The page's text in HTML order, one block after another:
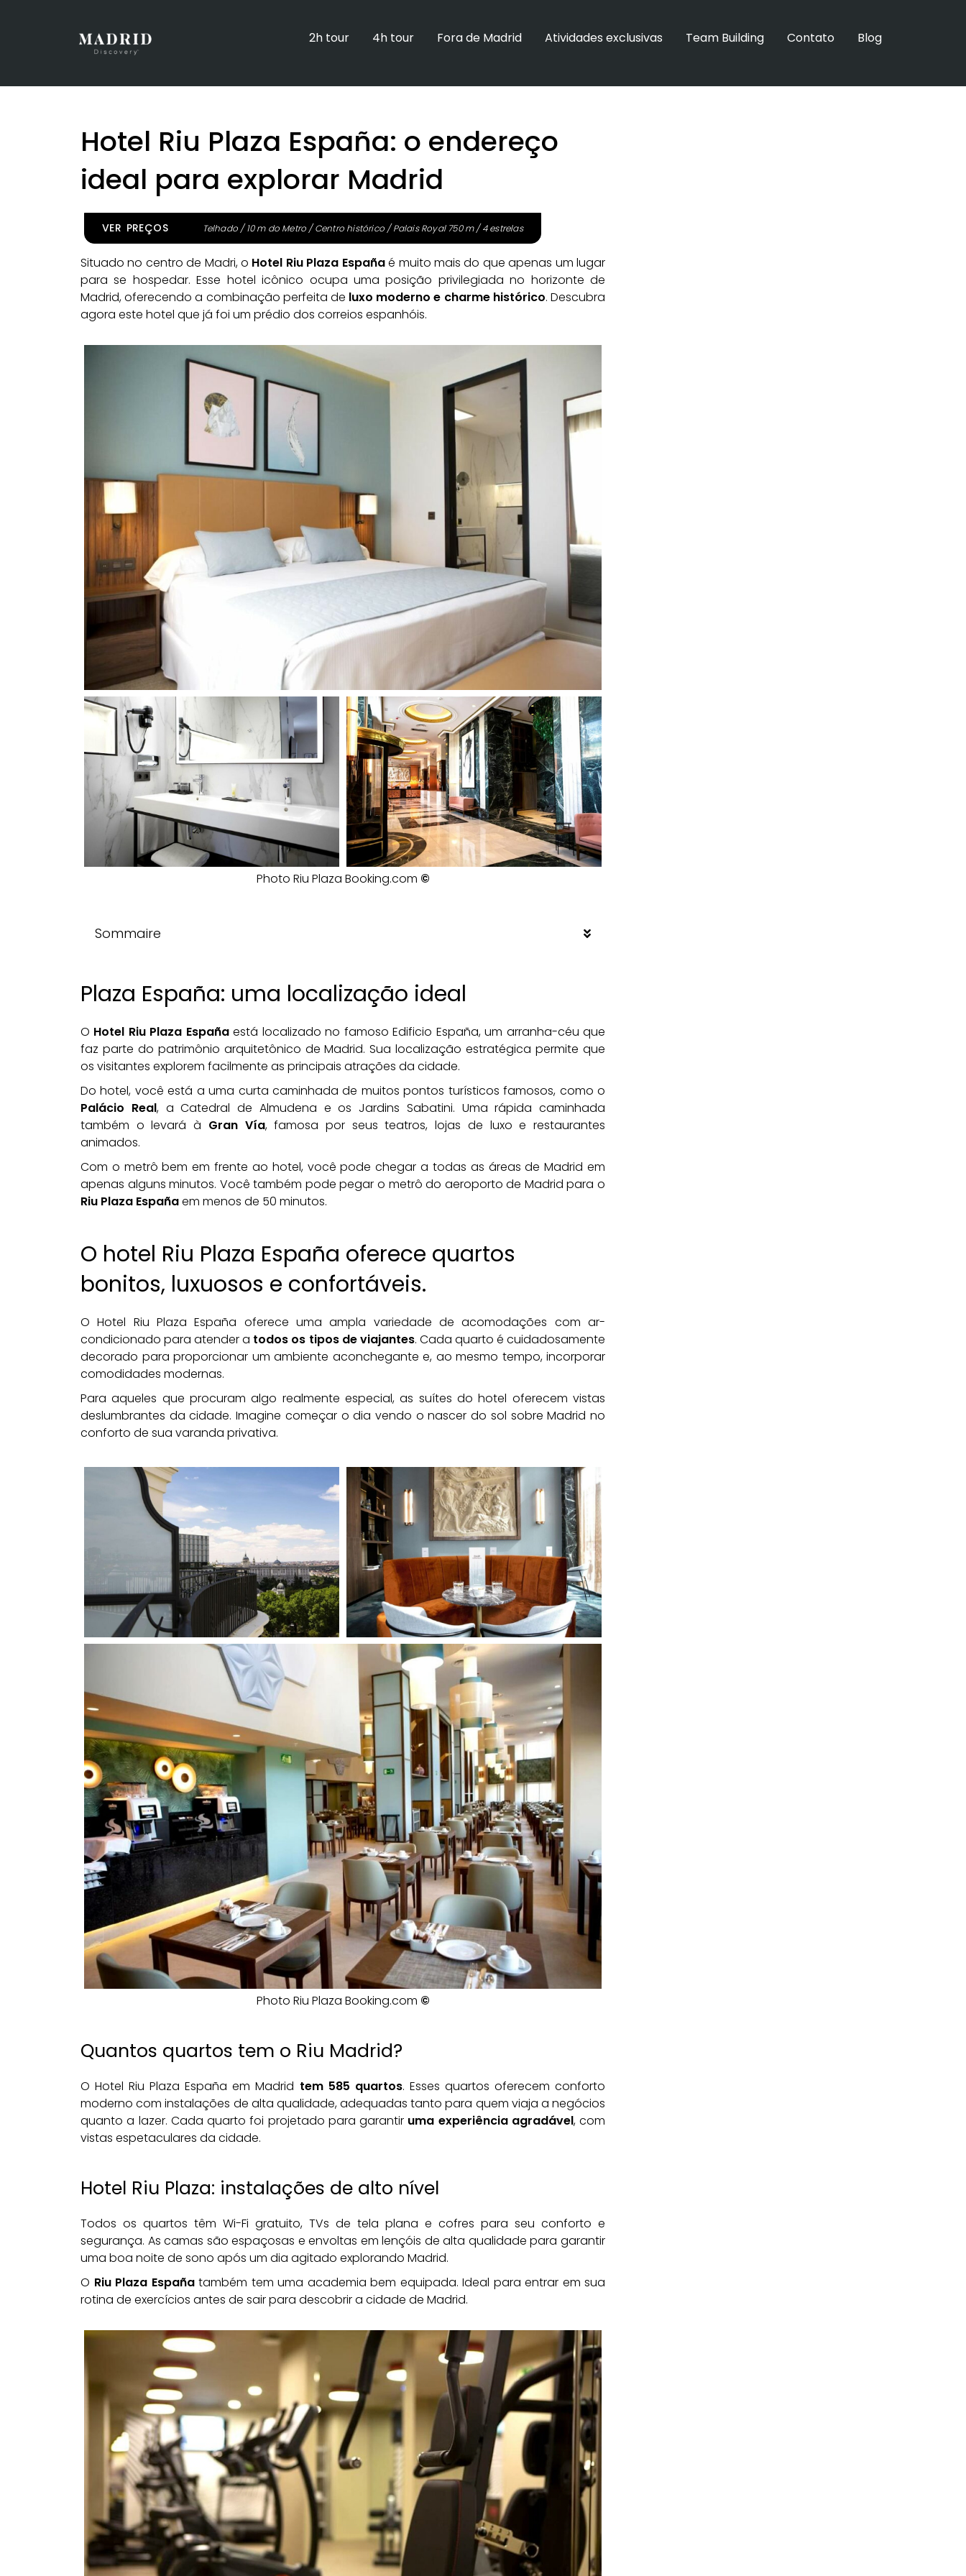
2h tour 4h tour Fora de Madrid Atividades exclusivas Team Building Contato Blog
Hotel Riu Plaza España: o endereço
ideal para explorar Madrid
VER PREÇOS Telhado / 10 m do Metro / Centro histórico / Palais Royal 750 m / 4 estrelas
Situado no centro de Madri, o Hotel Riu Plaza Españaé muito mais do que apenas um lugar
para se hospedar. Esse hotel icônico ocupa uma posição privilegiada no horizonte de
Madrid, oferecendo a combinação perfeita de luxo moderno e charme histórico. Descubra
agora este hotel que já foi um prédio dos correios espanhóis.
Photo Riu Plaza Booking.com ©
Sommaire
Plaza España: uma localização ideal
O Hotel Riu Plaza Españaestá localizado no famoso Edificio España, um arranha-céu que
faz parte do patrimônio arquitetônico de Madrid. Sua localização estratégica permite que
os visitantes explorem facilmente as principais atrações da cidade.
Do hotel, você está a uma curta caminhada de muitos pontos turísticos famosos, como o
Palácio Real, a Catedral de Almudena e os Jardins Sabatini. Uma rápida caminhada
também o levará à Gran Vía, famosa por seus teatros, lojas de luxo e restaurantes
animados.
Com o metrô bem em frente ao hotel, você pode chegar a todas as áreas de Madrid em
apenas alguns minutos. Você também pode pegar o metrô do aeroporto de Madrid para o
Riu Plaza Españaem menos de 50 minutos.
O hotel Riu Plaza España oferece quartos
bonitos, luxuosos e confortáveis.
O Hotel Riu Plaza España oferece uma ampla variedade de acomodações com ar-
condicionado para atender a todos os tipos de viajantes. Cada quarto é cuidadosamente
decorado para proporcionar um ambiente aconchegante e, ao mesmo tempo, incorporar
comodidades modernas.
Para aqueles que procuram algo realmente especial, as suítes do hotel oferecem vistas
deslumbrantes da cidade. Imagine começar o dia vendo o nascer do sol sobre Madrid no
conforto de sua varanda privativa.
Photo Riu Plaza Booking.com ©
Quantos quartos tem o Riu Madrid?
O Hotel Riu Plaza España em Madrid tem 585 quartos. Esses quartos oferecem conforto
moderno com instalações de alta qualidade, adequadas tanto para quem viaja a negócios
quanto a lazer. Cada quarto foi projetado para garantir uma experiência agradável, com
vistas espetaculares da cidade.
Hotel Riu Plaza: instalações de alto nível
Todos os quartos têm Wi-Fi gratuito, TVs de tela plana e cofres para seu conforto e
segurança. As camas são espaçosas e envoltas em lençóis de alta qualidade para garantir
uma boa noite de sono após um dia agitado explorando Madrid.
O Riu Plaza Españatambém tem uma academia bem equipada. Ideal para entrar em sua
rotina de exercícios antes de sair para descobrir a cidade de Madrid.